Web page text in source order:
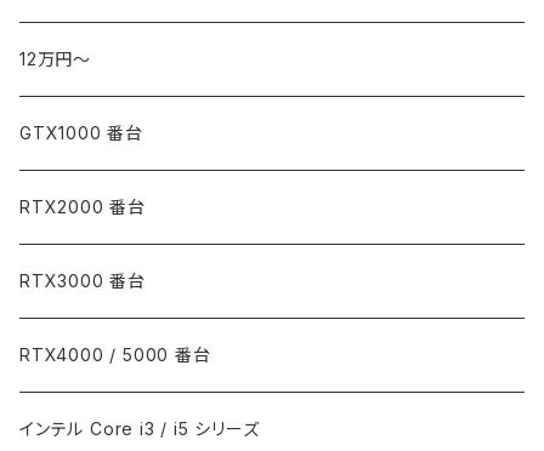
12万円～
GTX1000 番台
RTX2000 番台
RTX3000 番台
RTX4000 / 5000 番台
インテル Core i3 / i5 シリーズ